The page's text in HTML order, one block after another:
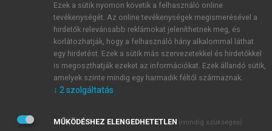
JELSZÓ ÚJRA
Kérek értesítést a MeRSZ újdonságairól, akcióiról.
Kérek értesítést az Akadémiai Kiadó Zrt. újdonságairól,
Adatkezelési tájékoztatóbanfoglaltakat tudomásul
Ezek a sütik nyomon követik a felhasználó online
tevékenységét. Az online tevékenységek megismerésével a
hirdetők relevánsabb reklámokat jeleníthetnek meg, és
korlátozhatják, hogy a felhasználó hány alkalommal láthat
egy hirdetést. Ezek a sütik más szervezetekkel és hirdetőkkel
is megoszthatják ezeket az információkat. Ezek állandó sütik,
amelyek szinte mindig egy harmadik féltől származnak.
↓ 2 szolgáltatás
MŰKÖDÉSHEZ ELENGEDHETETLEN (mindig szükséges)